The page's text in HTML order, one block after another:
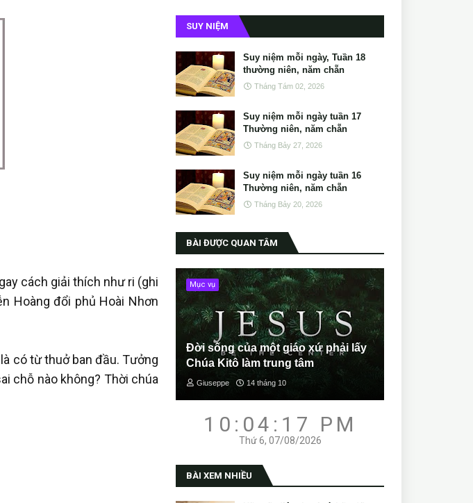
cách giải thích như ri (ghi
Hoàng đổi phủ Hoài Nhơn
có từ thuở ban đầu. Tưởng
chỗ nào không? Thời chúa
SUY NIỆM
Suy niệm mỗi ngày, Tuần 18
thường niên, năm chẵn
Tháng Tám 02, 2026
Suy niệm mỗi ngày tuần 17
Thường niên, năm chẵn
Tháng Bảy 27, 2026
Suy niệm mỗi ngày tuần 16
Thường niên, năm chẵn
Tháng Bảy 20, 2026
BÀI ĐƯỢC QUAN TÂM
Mục vụ
Đời sống của một giáo xứ phải lấy
Chúa Kitô làm trung tâm
Giuseppe 14 tháng 10
10:04:18 PM
Thứ 6, 07/08/2026
BÀI XEM NHIỀU